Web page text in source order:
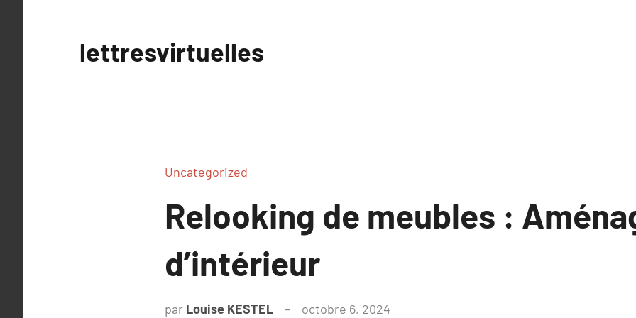
lettresvirtuelles
Uncategorized
Relooking de meubles :
d’intérieur
par Louise KESTEL octobre 6, 2024